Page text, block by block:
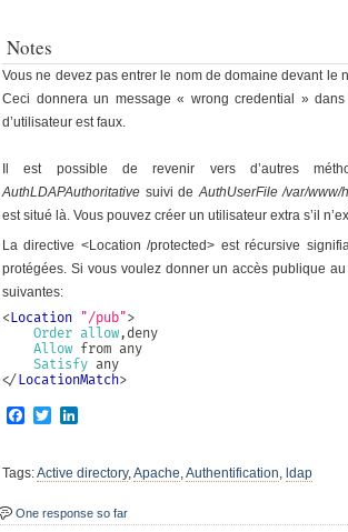
Notes
Vous ne devez pas entrer le nom de domaine devant le
Ceci donnera un message « wrong credential »
d’utilisateur est faux.
Il est possible de revenir vers d’autres
AuthLDAPAuthoritative suivi deAuthUserFile /var/www/
est situé là. Vous pouvez créer un utilisateur extra s’il
La directive <Location /protected> est récursive
protégées. Si vous voulez donner un accès publique
suivantes:
<Location "/pub">
Order allow,deny
Allow from any
Satisfy
</ LocationMatch>
Facebook
Twitter
Tags:Active directory,Apache,Authentification, ldap
One response so far